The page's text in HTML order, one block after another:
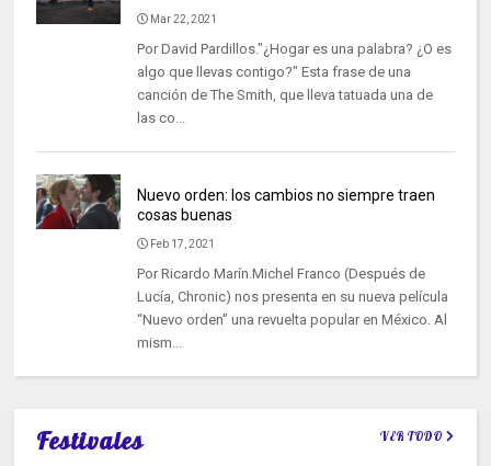
Mar 22, 2021
Por David Pardillos."¿Hogar es una palabra? ¿O es
algo que llevas contigo?" Esta frase de una
canción de The Smith, que lleva tatuada una de
las co...
Nuevo orden: los cambios no siempre traen
cosas buenas
Feb 17, 2021
Por Ricardo Marín.Michel Franco (Después de
Lucía, Chronic) nos presenta en su nueva película
“Nuevo orden” una revuelta popular en México. Al
mism...
Festivales VER TODO